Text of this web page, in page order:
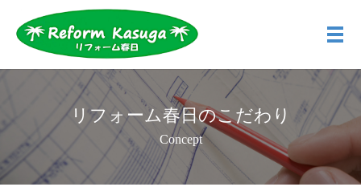
メ
リフォーム春日のこだわり
Concept